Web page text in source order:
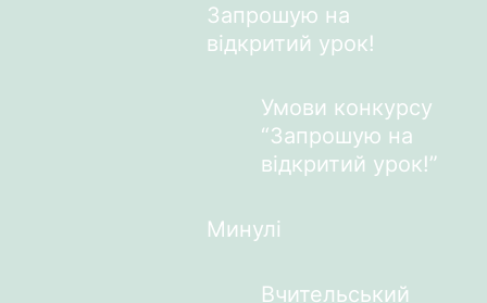
Запрошую на
відкритий урок!
Умови конкурсу
“Запрошую на
відкритий урок!”
Минулі
Вчительський